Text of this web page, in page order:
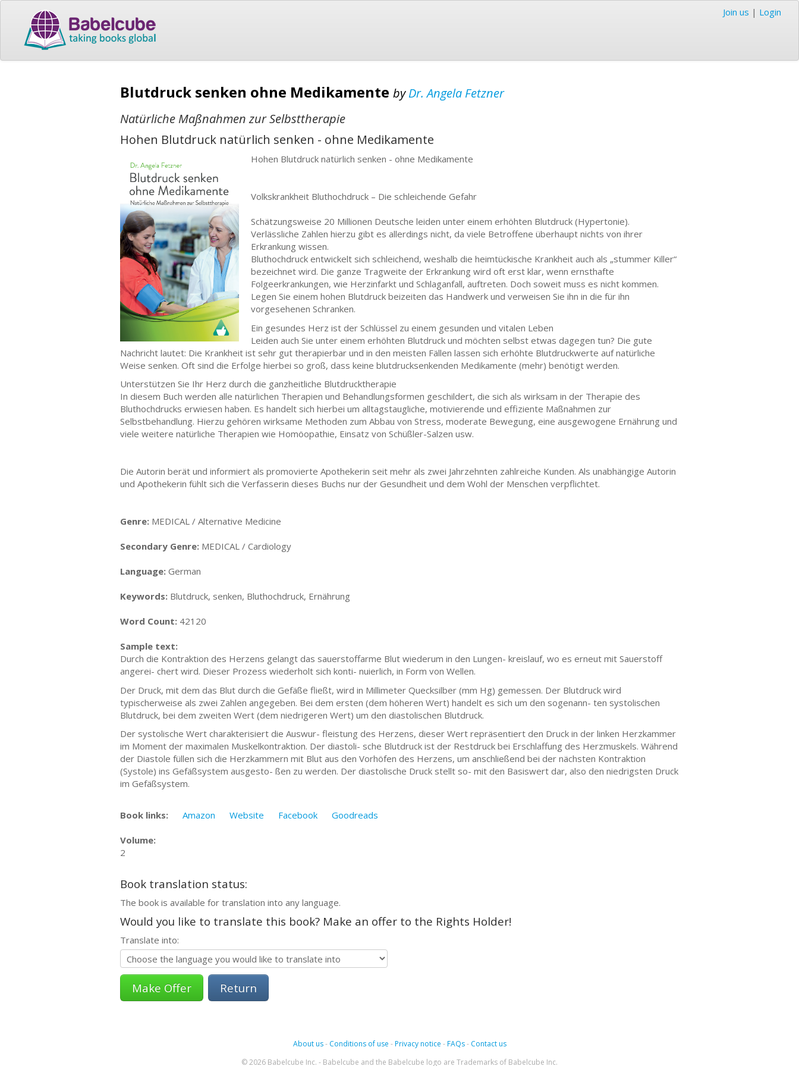
Join us | Login
Blutdruck senken ohne Medikamente byDr. Angela Fetzner
Natürliche Maßnahmen zur Selbsttherapie
Hohen Blutdruck natürlich senken - ohne Medikamente
Hohen Blutdruck natürlich senken - ohne Medikamente
Volkskrankheit Bluthochdruck – Die schleichende Gefahr
Schätzungsweise 20 Millionen Deutsche leiden unter einem erhöhten Blutdruck (Hypertonie).
Verlässliche Zahlen hierzu gibt es allerdings nicht, da viele Betroffene überhaupt nichts von ihrer
Erkrankung wissen.
Bluthochdruck entwickelt sich schleichend, weshalb die heimtückische Krankheit auch als „stummer Killer“
bezeichnet wird. Die ganze Tragweite der Erkrankung wird oft erst klar, wenn ernsthafte
Folgeerkrankungen, wie Herzinfarkt und Schlaganfall, auftreten. Doch soweit muss es nicht kommen.
Legen Sie einem hohen Blutdruck beizeiten das Handwerk und verweisen Sie ihn in die für ihn
vorgesehenen Schranken.
Ein gesundes Herz ist der Schlüssel zu einem gesunden und vitalen Leben
Leiden auch Sie unter einem erhöhten Blutdruck und möchten selbst etwas dagegen tun? Die gute
Nachricht lautet: Die Krankheit ist sehr gut therapierbar und in den meisten Fällen lassen sich erhöhte Blutdruckwerte auf natürliche
Weise senken. Oft sind die Erfolge hierbei so groß, dass keine blutdrucksenkenden Medikamente (mehr) benötigt werden.
Unterstützen Sie Ihr Herz durch die ganzheitliche Blutdrucktherapie
In diesem Buch werden alle natürlichen Therapien und Behandlungsformen geschildert, die sich als wirksam in der Therapie des
Bluthochdrucks erwiesen haben. Es handelt sich hierbei um alltagstaugliche, motivierende und effiziente Maßnahmen zur
Selbstbehandlung. Hierzu gehören wirksame Methoden zum Abbau von Stress, moderate Bewegung, eine ausgewogene Ernährung und
viele weitere natürliche Therapien wie Homöopathie, Einsatz von Schüßler-Salzen usw.
Die Autorin berät und informiert als promovierte Apothekerin seit mehr als zwei Jahrzehnten zahlreiche Kunden. Als unabhängige Autorin
und Apothekerin fühlt sich die Verfasserin dieses Buchs nur der Gesundheit und dem Wohl der Menschen verpflichtet.
Genre: MEDICAL / Alternative Medicine
Secondary Genre: MEDICAL / Cardiology
Language: German
Keywords: Blutdruck, senken, Bluthochdruck, Ernährung
Word Count: 42120
Sample text:
Durch die Kontraktion des Herzens gelangt das sauerstoffarme Blut wiederum in den Lungen- kreislauf, wo es erneut mit Sauerstoff
angerei- chert wird. Dieser Prozess wiederholt sich konti- nuierlich, in Form von Wellen.
Der Druck, mit dem das Blut durch die Gefäße fließt, wird in Millimeter Quecksilber (mm Hg) gemessen. Der Blutdruck wird
typischerweise als zwei Zahlen angegeben. Bei dem ersten (dem höheren Wert) handelt es sich um den sogenann- ten systolischen
Blutdruck, bei dem zweiten Wert (dem niedrigeren Wert) um den diastolischen Blutdruck.
Der systolische Wert charakterisiert die Auswur- fleistung des Herzens, dieser Wert repräsentiert den Druck in der linken Herzkammer
im Moment der maximalen Muskelkontraktion. Der diastoli- sche Blutdruck ist der Restdruck bei Erschlaffung des Herzmuskels. Während
der Diastole füllen sich die Herzkammern mit Blut aus den Vorhöfen des Herzens, um anschließend bei der nächsten Kontraktion
(Systole) ins Gefäßsystem ausgesto- ßen zu werden. Der diastolische Druck stellt so- mit den Basiswert dar, also den niedrigsten Druck
im Gefäßsystem.
Book links: Amazon Website Facebook Goodreads
Volume:
2
Book translation status:
The book is available for translation into any language.
Would you like to translate this book? Make an offer to the Rights Holder!
Translate into:
Return
About us- Conditions of use -Privacy notice -FAQs- Contact us
© 2026 Babelcube Inc. - Babelcube and the Babelcube logo are Trademarks of Babelcube Inc.